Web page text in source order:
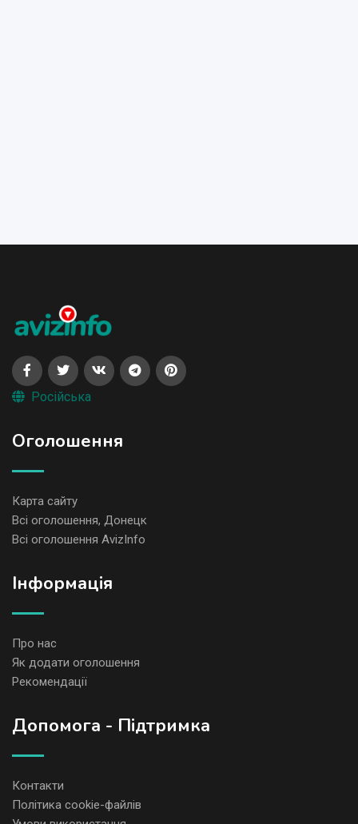
Російська
Оголошення
Карта сайту
Всі оголошення, Донецк
Всі оголошення AvizInfo
Iнформація
Про нас
Як додати оголошення
Рекомендації
Допомога - Підтримка
Контакти
Політика cookie-файлів